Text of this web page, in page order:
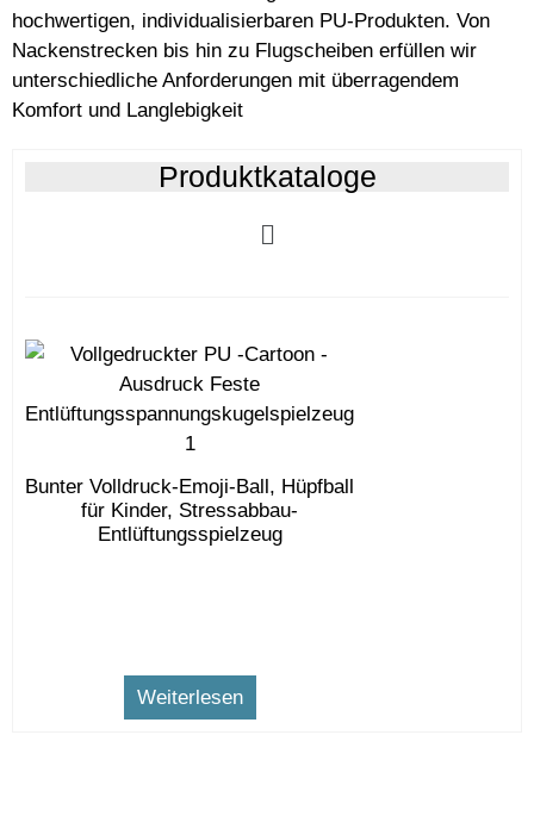
hochwertigen, individualisierbaren PU-Produkten. Von
Nackenstrecken bis hin zu Flugscheiben erfüllen wir
unterschiedliche Anforderungen mit überragendem
Komfort und Langlebigkeit
Produktkataloge
Bunter Volldruck-Emoji-Ball, Hüpfball
für Kinder, Stressabbau-
Entlüftungsspielzeug
Weiterlesen